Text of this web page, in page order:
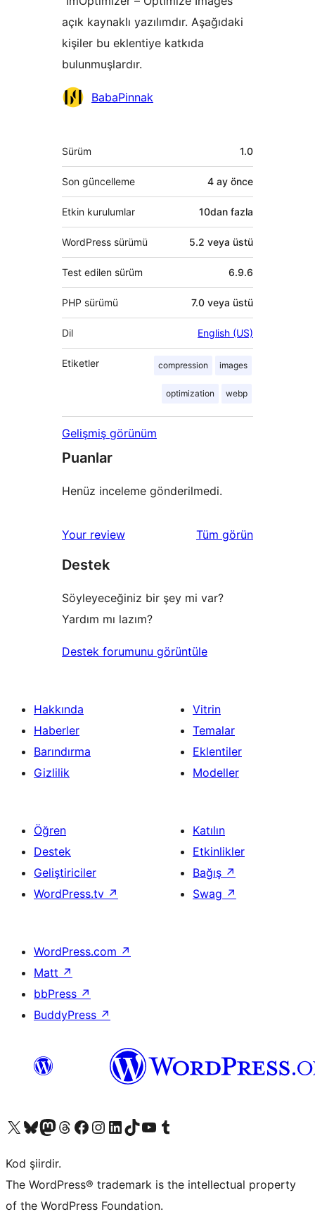
açık kaynaklı yazılımdır. Aşağıdaki
kişiler bu eklentiye katkıda
bulunmuşlardır.
KatkıdaBabaPinnak
Meta
Sürüm 1.0
Son güncelleme 4 ay önce
Etkin kurulumlar 10dan fazla
WordPress sürümü 5.2 veya üstü
Test edilen sürüm 6.9.6
PHP sürümü 7.0 veya üstü
Dil English (US)
Etiketler compression images
optimization webp
Gelişmiş görünüm
Puanlar
Henüz inceleme gönderilmedi.
Your review Tüm değerlendirmeleri
görün
Destek
Söyleyeceğiniz bir şey mi var?
Yardım mı lazım?
Destek forumunu görüntüle
Hakkında
Haberler
Barındırma
Gizlilik
Vitrin
Temalar
Eklentiler
Modeller
Öğren
Destek
Geliştiriciler
WordPress.tv ↗
Katılın
Etkinlikler
Bağış ↗
Swag ↗
WordPress.com ↗
Matt ↗
bbPress ↗
BuddyPress ↗
X (eski Twitter) hesabımıza bakın
Bluesky hesabımızı ziyaret edinMastodon hesabımızı ziyaret edinThreads hesabımızı ziyaret edinFacebook sayfamızı ziyaret edinInstagram hesabımızı ziyaret edinLinkedIn hesabımızı ziyaret edinTikTok hesabımızı ziyaret edinYouTube kanalımızı ziyaret edinTumblr hesabımızı ziyaret edin
Kod şiirdir.
The WordPress® trademark is the intellectual property
of the WordPress Foundation.